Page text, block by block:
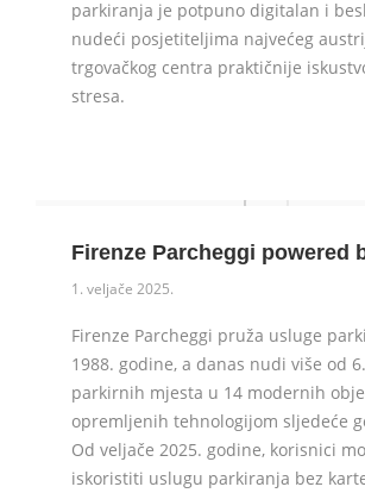
parkiranja je potpuno digitalan i
nudeći posjetiteljima najvećeg
trgovačkog centra praktičnije
stresa.
Firenze Parcheggi powered
1. veljače 2025.
Firenze Parcheggi pruža usluge
1988. godine, a danas nudi više od
parkirnih mjesta u 14 modernih
opremljenih tehnologijom sljedeće
Od veljače 2025. godine, korisnici
iskoristiti uslugu parkiranja bez